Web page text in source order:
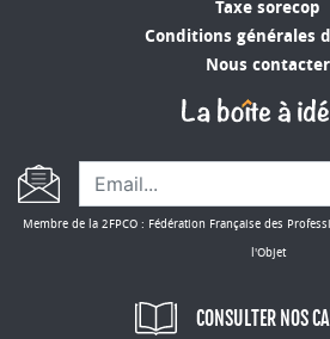
Taxe sorecop
Conditions générales
Nous contacter
Membre de la 2FPCO : Fédération Française des
l'Objet
CONSULTER NOS